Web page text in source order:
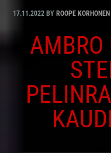
17.11.2022 BYROOPE KORHONEN
AMBRO